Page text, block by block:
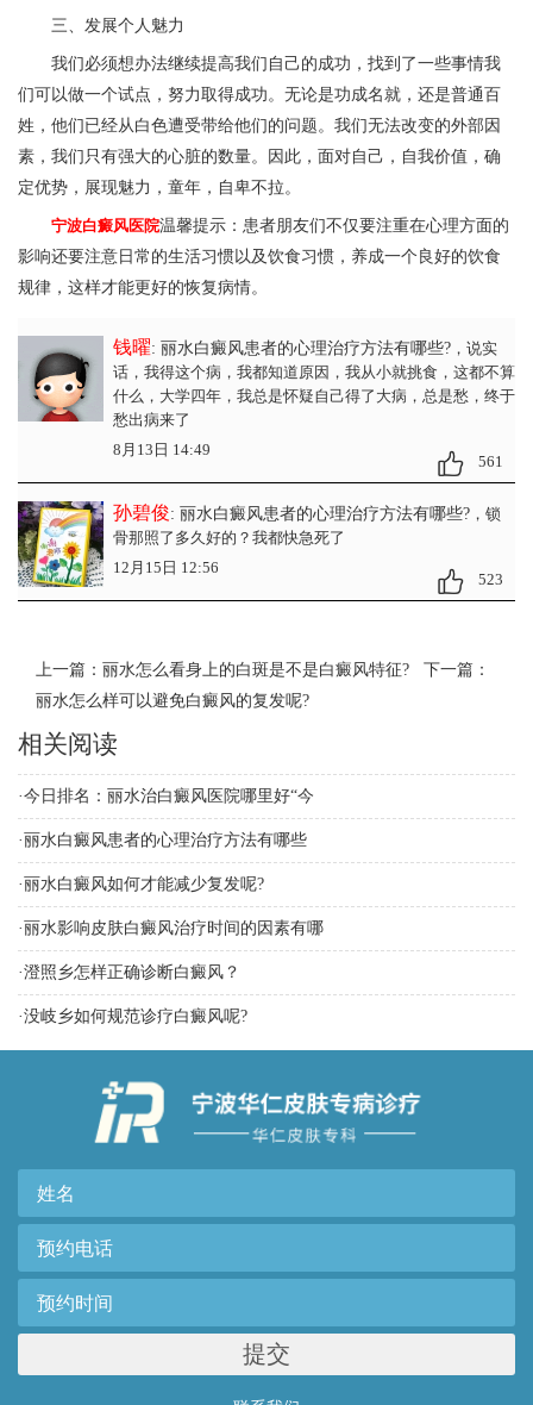
三、发展个人魅力
我们必须想办法继续提高我们自己的成功，找到了一些事情我
们可以做一个试点，努力取得成功。无论是功成名就，还是普通百
姓，他们已经从白色遭受带给他们的问题。我们无法改变的外部因
素，我们只有强大的心脏的数量。因此，面对自己，自我价值，确
定优势，展现魅力，童年，自卑不拉。
宁波白癜风医院温馨提示：患者朋友们不仅要注重在心理方面的
影响还要注意日常的生活习惯以及饮食习惯，养成一个良好的饮食
规律，这样才能更好的恢复病情。
钱曜: 丽水白癜风患者的心理治疗方法有哪些?，说实
话，我得这个病，我都知道原因，我从小就挑食，这都不算
什么，大学四年，我总是怀疑自己得了大病，总是愁，终于
愁出病来了
8月13日 14:49
561
孙碧俊: 丽水白癜风患者的心理治疗方法有哪些?，锁
骨那照了多久好的？我都快急死了
12月15日 12:56
523
上一篇： 丽水怎么看身上的白斑是不是白癜风特征? 下一篇：
丽水怎么样可以避免白癜风的复发呢?
相关阅读
·今日排名：丽水治白癜风医院哪里好“今
· 丽水白癜风患者的心理治疗方法有哪些
· 丽水白癜风如何才能减少复发呢?
· 丽水影响皮肤白癜风治疗时间的因素有哪
·澄照乡怎样正确诊断白癜风？
·没岐乡如何规范诊疗白癜风呢?
提交